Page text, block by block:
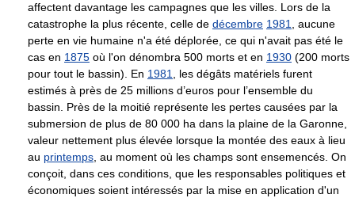
affectent davantage les campagnes que les villes. Lors de la
catastrophe la plus récente, celle de décembre 1981, aucune
perte en vie humaine n'a été déplorée, ce qui n'avait pas été le
cas en 1875 où l'on dénombra 500 morts et en 1930 (200 morts
pour tout le bassin). En 1981, les dégâts matériels furent
estimés à près de 25 millions d’euros pour l’ensemble du
bassin. Près de la moitié représente les pertes causées par la
submersion de plus de 80 000 ha dans la plaine de la Garonne,
valeur nettement plus élevée lorsque la montée des eaux à lieu
au printemps, au moment où les champs sont ensemencés. On
conçoit, dans ces conditions, que les responsables politiques et
économiques soient intéressés par la mise en application d'un